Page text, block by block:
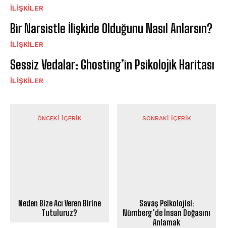
İLIŞKILER
Bir Narsistle İlişkide Olduğunu Nasıl Anlarsın?
İLIŞKILER
Sessiz Vedalar: Ghosting’in Psikolojik Haritası
İLIŞKILER
ÖNCEKI İÇERIK
Neden Bize Acı Veren Birine
Tutuluruz?
SONRAKI İÇERIK
Savaş Psikolojisi:
Nürnberg’de İnsan Doğasını
Anlamak